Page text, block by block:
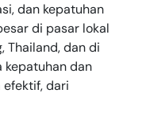
dan kepatuhan
di pasar lokal
Thailand, dan di
kepatuhan dan
efektif, dari